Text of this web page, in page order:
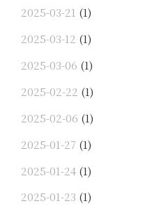
2025-03-21 (1)
2025-03-12 (1)
2025-03-06 (1)
2025-02-22 (1)
2025-02-06 (1)
2025-01-27 (1)
2025-01-24 (1)
2025-01-23 (1)